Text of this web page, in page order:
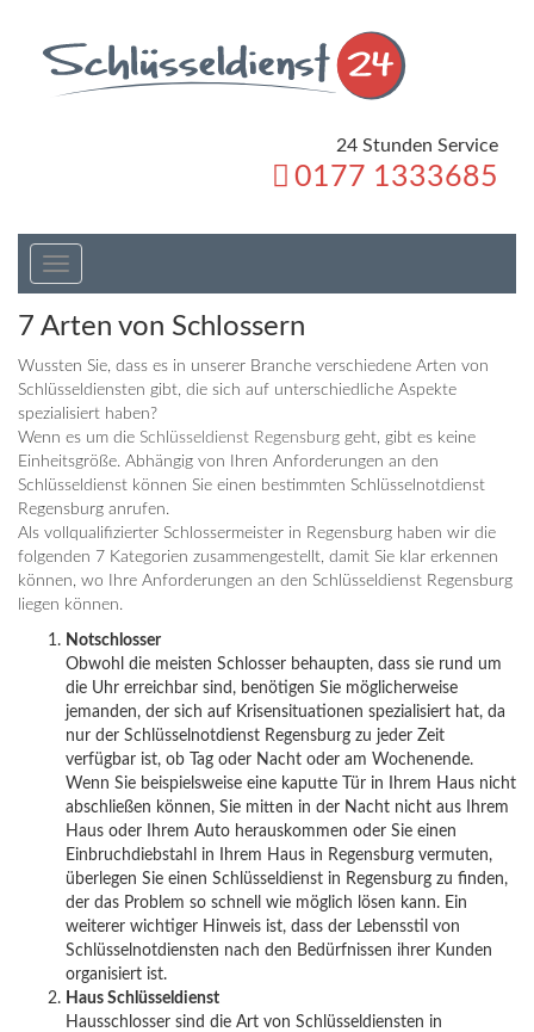
24 Stunden Service
0177 1333685
Toggle
navigation
7 Arten von Schlossern
Wussten Sie, dass es in unserer Branche verschiedene Arten von
Schlüsseldiensten gibt, die sich auf unterschiedliche Aspekte
spezialisiert haben?
Wenn es um die Schlüsseldienst Regensburg geht, gibt es keine
Einheitsgröße. Abhängig von Ihren Anforderungen an den
Schlüsseldienst können Sie einen bestimmten Schlüsselnotdienst
Regensburg anrufen.
Als vollqualifizierter Schlossermeister in Regensburg haben wir die
folgenden 7 Kategorien zusammengestellt, damit Sie klar erkennen
können, wo Ihre Anforderungen an den Schlüsseldienst Regensburg
liegen können.
Notschlosser
Obwohl die meisten Schlosser behaupten, dass sie rund um
die Uhr erreichbar sind, benötigen Sie möglicherweise
jemanden, der sich auf Krisensituationen spezialisiert hat, da
nur der Schlüsselnotdienst Regensburg zu jeder Zeit
verfügbar ist, ob Tag oder Nacht oder am Wochenende.
Wenn Sie beispielsweise eine kaputte Tür in Ihrem Haus nicht
abschließen können, Sie mitten in der Nacht nicht aus Ihrem
Haus oder Ihrem Auto herauskommen oder Sie einen
Einbruchdiebstahl in Ihrem Haus in Regensburg vermuten,
überlegen Sie einen Schlüsseldienst in Regensburg zu finden,
der das Problem so schnell wie möglich lösen kann. Ein
weiterer wichtiger Hinweis ist, dass der Lebensstil von
Schlüsselnotdiensten nach den Bedürfnissen ihrer Kunden
organisiert ist.
Haus Schlüsseldienst
Hausschlosser sind die Art von Schlüsseldiensten in